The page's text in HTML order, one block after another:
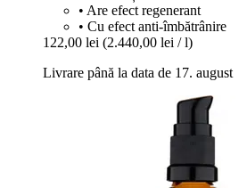
• Are efect regenerant
• Cu efect anti-îmbătrânire
122,00 lei (2.440,00 lei / l)
Livrare până la data de 17. august